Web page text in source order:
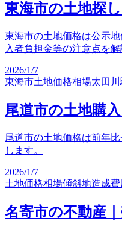
東海市の土地探
東海市の土地価格は公示
入者負担金等の注意点を解
2026/1/7
東海市土地価格相場太田川
尾道市の土地購
尾道市の土地価格は前年
します。
2026/1/7
土地価格相場傾斜地造成費
名寄市の不動産